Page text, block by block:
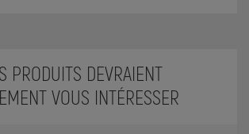
PRODUITS DEVRAIENT
VOUS INTÉRESSER